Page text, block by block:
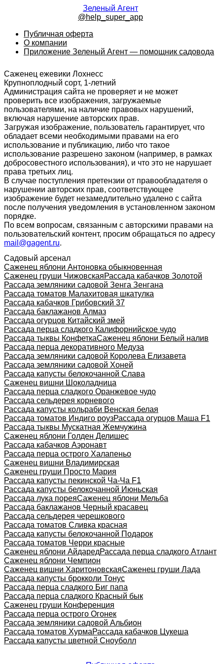
Зеленый Агент
@help_super_app
Публичная оферта
О компании
Приложение Зеленый Агент — помощник садовода
Саженец ежевики Лохнесс
Крупноплодный сорт, 1-летний
Администрация сайта не проверяет и не может
проверить все изображения, загружаемые
пользователями, на наличие правовых нарушений,
включая нарушение авторских прав.
Загружая изображение, пользователь гарантирует, что
обладает всеми необходимыми правами на его
использование и публикацию, либо что такое
использование разрешено законом (например, в рамках
добросовестного использования), и что это не нарушает
права третьих лиц.
В случае поступления претензии от правообладателя о
нарушении авторских прав, соответствующее
изображение будет незамедлительно удалено с сайта
после получения уведомления в установленном законом
порядке.
По всем вопросам, связанным с авторскими правами на
пользовательский контент, просим обращаться по адресу
mail@gagent.ru.
Садовый арсенал
Саженец яблони Антоновка обыкновенная
Саженец груши ЧижовскаяРассада кабачков Золотой
Рассада земляники садовой Зенга Зенгана
Рассада томатов Малахитовая шкатулка
Рассада кабачков Грибовский 37
Рассада баклажанов Алмаз
Рассада огурцов Китайский змей
Рассада перца сладкого Калифорнийское чудо
Рассада тыквы КонфеткаСаженец яблони Белый налив
Рассада перца декоративного Медуза
Рассада земляники садовой Королева Елизавета
Рассада земляники садовой Хоней
Рассада капусты белокочанной Слава
Саженец вишни Шоколадница
Рассада перца сладкого Оранжевое чудо
Рассада сельдерея корневого
Рассада капусты кольраби Венская белая
Рассада томатов Индиго роузРассада огурцов Маша F1
Рассада тыквы Мускатная Жемчужина
Саженец яблони Голден Делишес
Рассада кабачков Аэронавт
Рассада перца острого Халапеньо
Саженец вишни Владимирская
Саженец груши Просто Мария
Рассада капусты пекинской Ча-Ча F1
Рассада капусты белокочанной Июньская
Рассада лука пореяСаженец яблони Мельба
Рассада баклажанов Черный красавец
Рассада сельдерея черешкового
Рассада томатов Сливка красная
Рассада капусты белокочанной Подарок
Рассада томатов Черри красные
Саженец яблони АйдаредРассада перца сладкого Атлант
Саженец яблони Чемпион
Саженец вишни ХаритоновскаяСаженец груши Лада
Рассада капусты брокколи Тонус
Рассада перца сладкого Биг папа
Рассада перца сладкого Красный бык
Саженец груши Конференция
Рассада перца острого Огонек
Рассада земляники садовой Альбион
Рассада томатов ХурмаРассада кабачков Цукеша
Рассада капусты цветной Сноуболл